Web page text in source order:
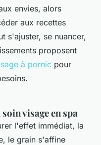
envies, alors
aux recettes
s'ajuster, se nuancer,
proposent
à pornic pour
visage en spa
l'effet immédiat, la
le grain s'affine